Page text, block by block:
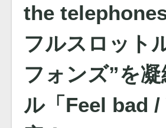
the
フルスロット
フォンズ”を
ル「Feel bad